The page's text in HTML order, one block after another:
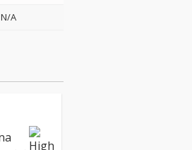
N/A